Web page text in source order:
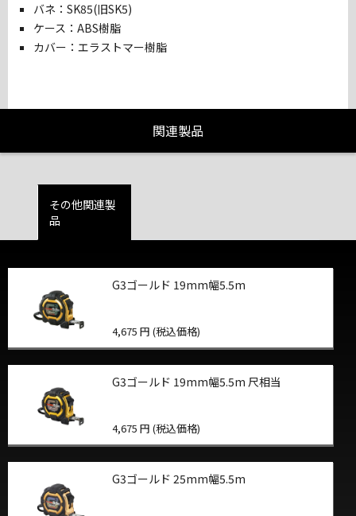
バネ：SK85(旧SK5)
ケース：ABS樹脂
カバー：エラストマー樹脂
関連製品
その他関連製
品
G3ゴールド 19mm幅5.5m
4,675 円 (税込価格)
G3ゴールド 19mm幅5.5m 尺相当
4,675 円 (税込価格)
G3ゴールド 25mm幅5.5m